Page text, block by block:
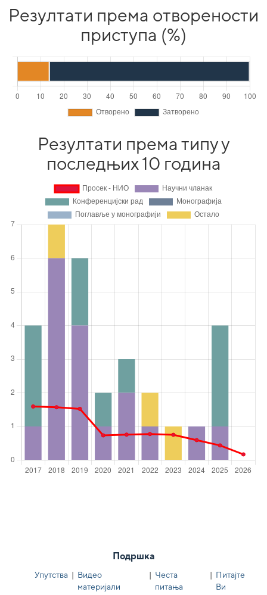
Резултати према отворености
приступа (%)
Резултати према типу у
последњих 10 година
Подршка
Упутства | Видео
материјали
| Честа
питања
| Питајте
Ви